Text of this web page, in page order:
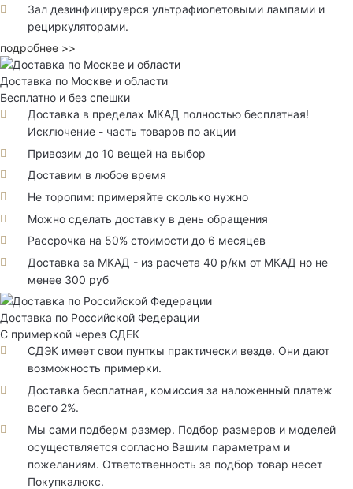
Зал дезинфицируерся ультрафиолетовыми лампами и
рециркуляторами.
подробнее >>
Доставка по Москве и области
Бесплатно и без спешки
Доставка в пределах МКАД полностью бесплатная!
Исключение - часть товаров по акции
Привозим до 10 вещей на выбор
Доставим в любое время
Не торопим: примеряйте сколько нужно
Можно сделать доставку в день обращения
Рассрочка на 50% стоимости до 6 месяцев
Доставка за МКАД - из расчета 40 р/км от МКАД но не
менее 300 руб
Доставка по Российской Федерации
С примеркой через СДЕК
СДЭК имеет свои пунткы практически везде. Они дают
возможность примерки.
Доставка бесплатная, комиссия за наложенный платеж
всего 2%.
Мы сами подберм размер. Подбор размеров и моделей
осуществляется согласно Вашим параметрам и
пожеланиям. Ответственность за подбор товар несет
Покупкалюкс.